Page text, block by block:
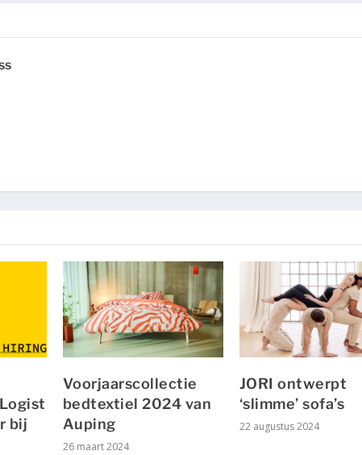
bij
Voorjaarscollectie
bedtextiel 2024 van
Auping
26 maart 2024
JORI ontwerpt
‘slimme’ sofa’s
22 augustus 2024